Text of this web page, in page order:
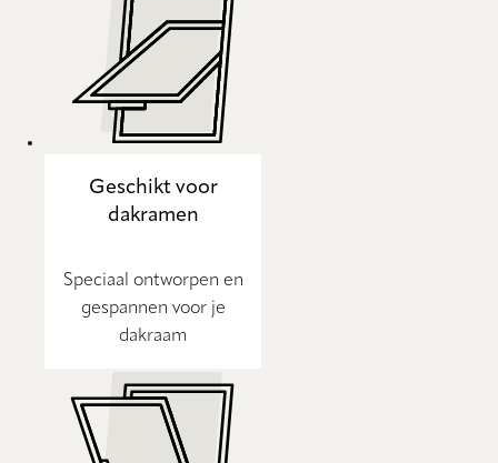
Geschikt voor
dakramen
Speciaal ontworpen en
gespannen voor je
dakraam